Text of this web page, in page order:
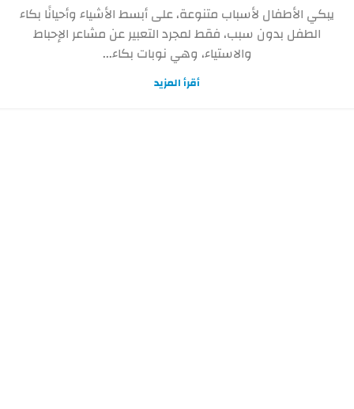
يبكي الأطفال لأسباب متنوعة، على أبسط الأشياء وأحيانًا بكاء
الطفل بدون سبب، فقط لمجرد التعبير عن مشاعر الإحباط
والاستياء، وهي نوبات بكاء...
أقرأ المزيد